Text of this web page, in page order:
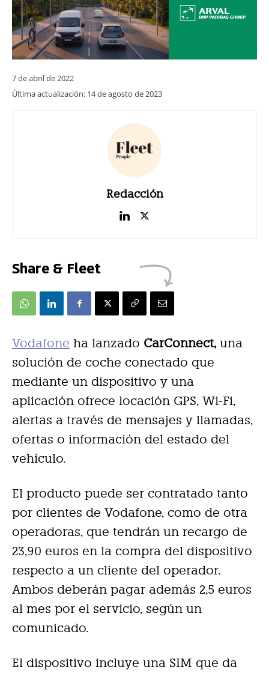
7 de abril de 2022
Última actualización: 14 de agosto de 2023
Redacción
Share & Fleet
Vodafone ha lanzado CarConnect,una
solución de coche conectado que
mediante un dispositivo y una
aplicación ofrece locación GPS, Wi-Fi,
alertas a través de mensajes y llamadas,
ofertas o información del estado del
vehículo.
El producto puede ser contratado tanto
por clientes de Vodafone, como de otra
operadoras, que tendrán un recargo de
23,90 euros en la compra del dispositivo
respecto a un cliente del operador.
Ambos deberán pagar además 2,5 euros
al mes por el servicio, según un
comunicado.
El dispositivo incluye una SIM que da